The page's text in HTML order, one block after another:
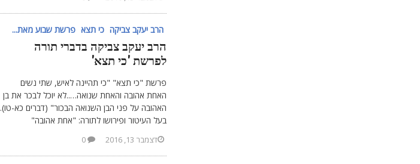
הרב יעקב צביקה כי תצא פרשת שבוע מאת...
הרב יעקב צביקה בדברי תורה
לפרשת 'כי תצא'
פרשת "כי תצא" "כי תהיינה לאיש, שתי נשים
האחת אהובה והאחת שנואה…..לא יוכל לבכר את בן
האהובה על פני הבן השנואה הבכור" (דברים כא-טו).
בעל העיטור ופירושו לתורה: "אחת אהובה"
דצמבר 13, 2016